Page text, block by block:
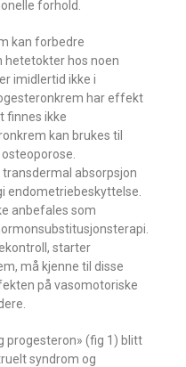
forhold.
kan forbedre
hos noen
imidlertid ikke i
har effekt
finnes ikke
kan brukes til
absorpsjon
endometriebeskyttelse.
anbefales som
starter
må kjenne til disse
på vasomotoriske
progesteron» (fig 1) blitt
syndrom og